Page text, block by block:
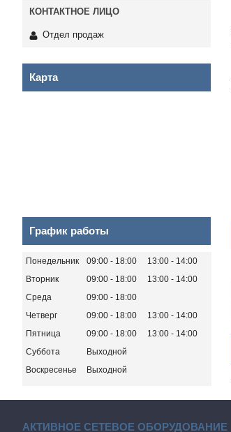
Отдел продаж
Карта
График работы
Понедельник 09:00 18:00 13:00
14:00
Вторник
09:00 18:00 13:00
14:00
Среда
09:00
18:00
Четверг
09:00 18:00 13:00
14:00
Пятница
09:00 18:00 13:00
14:00
Суббота
Выходной
Воскресенье
Выходной
АКТИВНОЕ СЕТЕВОЕ ОБОРУДОВАНИЕ